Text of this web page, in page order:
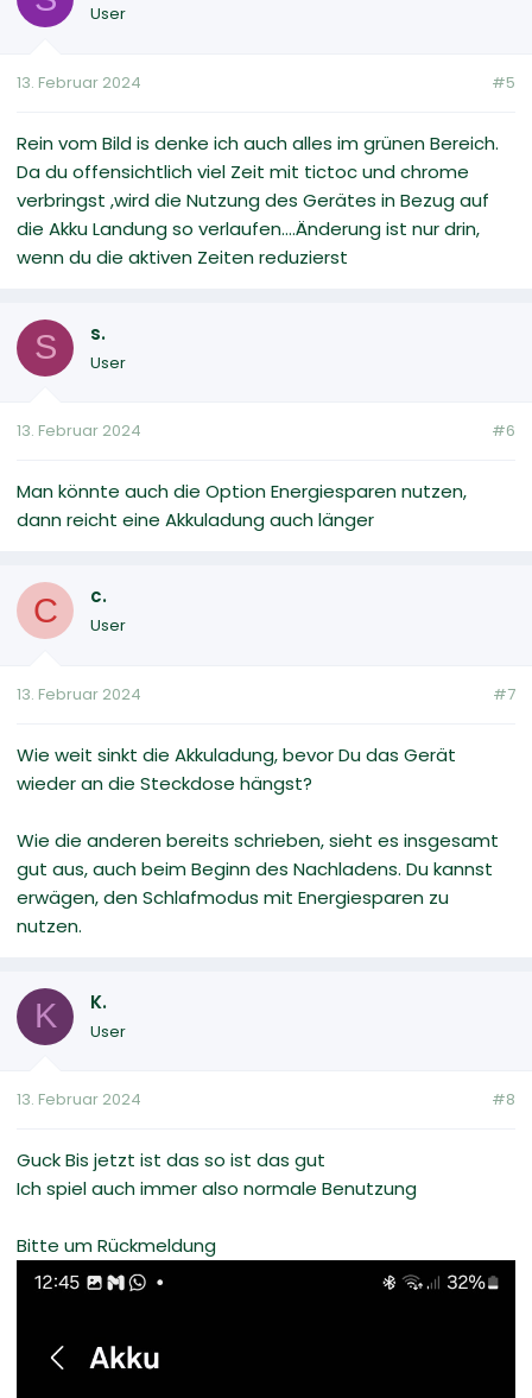
User
13. Februar 2024 #5
Rein vom Bild is denke ich auch alles im grünen Bereich.
Da du offensichtlich viel Zeit mit tictoc und chrome
verbringst ,wird die Nutzung des Gerätes in Bezug auf
die Akku Landung so verlaufen....Änderung ist nur drin,
wenn du die aktiven Zeiten reduzierst
S s.
User
13. Februar 2024 #6
Man könnte auch die Option Energiesparen nutzen,
dann reicht eine Akkuladung auch länger
C c.
User
13. Februar 2024 #7
Wie weit sinkt die Akkuladung, bevor Du das Gerät
wieder an die Steckdose hängst?
Wie die anderen bereits schrieben, sieht es insgesamt
gut aus, auch beim Beginn des Nachladens. Du kannst
erwägen, den Schlafmodus mit Energiesparen zu
nutzen.
K K.
User
13. Februar 2024 #8
Guck Bis jetzt ist das so ist das gut
Ich spiel auch immer also normale Benutzung
Bitte um Rückmeldung